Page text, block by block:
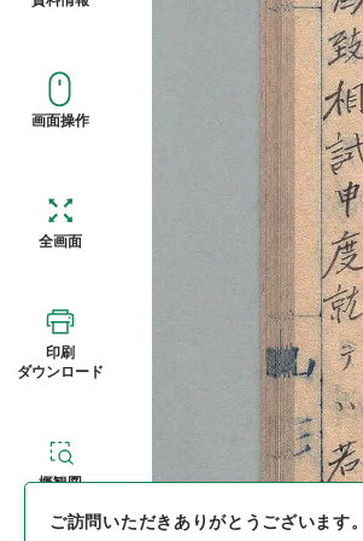
画面操作
全画面
印刷
ダウンロード
概観図
ご訪問いただきありがとうございます。